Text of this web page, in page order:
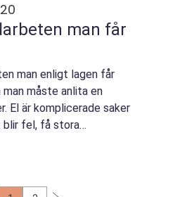
man får
man enligt lagen får
måste anlita en
El är komplicerade saker
blir fel, få stora